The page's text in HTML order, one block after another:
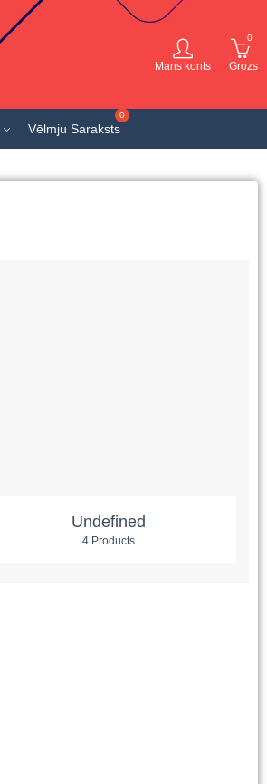
Mans konts
0
Grozs
Vēlmju Saraksts
Undefined
4 Products